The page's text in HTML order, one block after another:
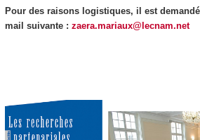
Pour des raisons logistiques, il est
mail suivante : zaera.mariaux@lecnam.net